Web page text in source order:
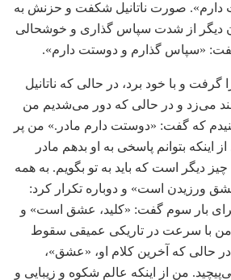
صورت ناتانیل شکفت و حزنش به
دیگر از شدت سپاس گذاری و خوشحالی
«سپاس گذارم و دوستت دارم».
و با خود برد، در حالی که ناتانیل
می‌زد و در حالی که دور می‌شدیم من
که گفت: «دوستت دارم مادر.» من پر
بتوانم پاسخی به او بدهم مادر
دیگر است که باید به تو بگویم. به همه
ورزیدن است» و دوباره تکرار کرد:
بار سوم گفت: «کلید، عشق است» و
با سرعت در تاریکی عمیقی سقوط
حالی که آخرین کلام او، «عشق»،
من از اینکه عالم شکوه و زیبایی و